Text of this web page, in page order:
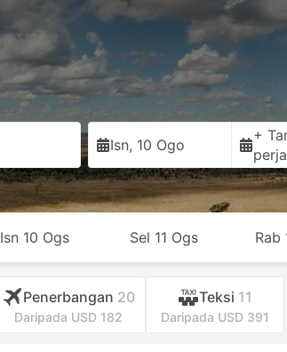
Isn, 10 Ogo
+
Isn 10 Ogs Sel 11 Ogs Rab
Penerbangan 20
Daripada USD 182
Teksi 11
Daripada USD 391